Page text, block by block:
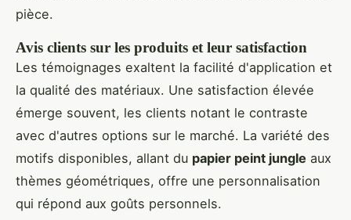
pièce.
Avis clients sur les produits et leur satisfaction
Les témoignages exaltent la facilité d'application et
la qualité des matériaux. Une satisfaction élevée
émerge souvent, les clients notant le contraste
avec d'autres options sur le marché. La variété des
motifs disponibles, allant du papier peint jungle aux
thèmes géométriques, offre une personnalisation
qui répond aux goûts personnels.